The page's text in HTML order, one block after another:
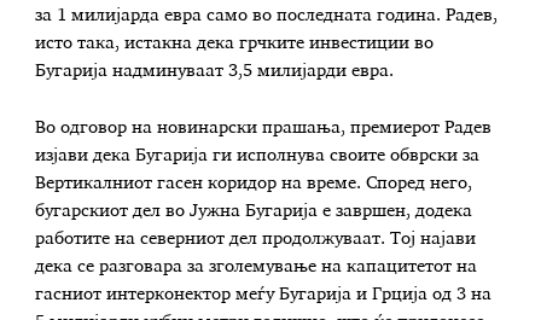
за 1 милијарда евра само во последната година. Радев,
исто така, истакна дека грчките инвестиции во
Бугарија надминуваат 3,5 милијарди евра.
Во одговор на новинарски прашања, премиерот Радев
изјави дека Бугарија ги исполнува своите обврски за
Вертикалниот гасен коридор на време. Според него,
бугарскиот дел во Јужна Бугарија е завршен, додека
работите на северниот дел продолжуваат. Тој најави
дека се разговара за зголемување на капацитетот на
гасниот интерконектор меѓу Бугарија и Грција од 3 на